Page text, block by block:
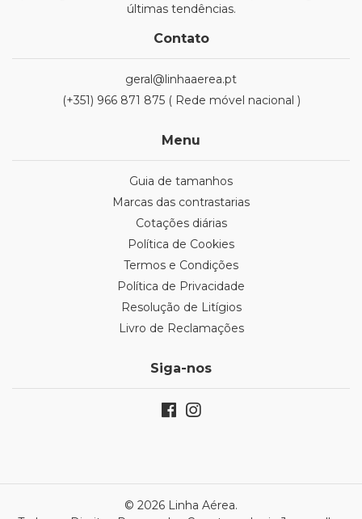
últimas tendências.
Contato
geral@linhaaerea.pt
(+351) 966 871 875 ( Rede móvel nacional )
Menu
Guia de tamanhos
Marcas das contrastarias
Cotações diárias
Política de Cookies
Termos e Condições
Política de Privacidade
Resolução de Litígios
Livro de Reclamações
Siga-nos
© 2026 Linha Aérea.